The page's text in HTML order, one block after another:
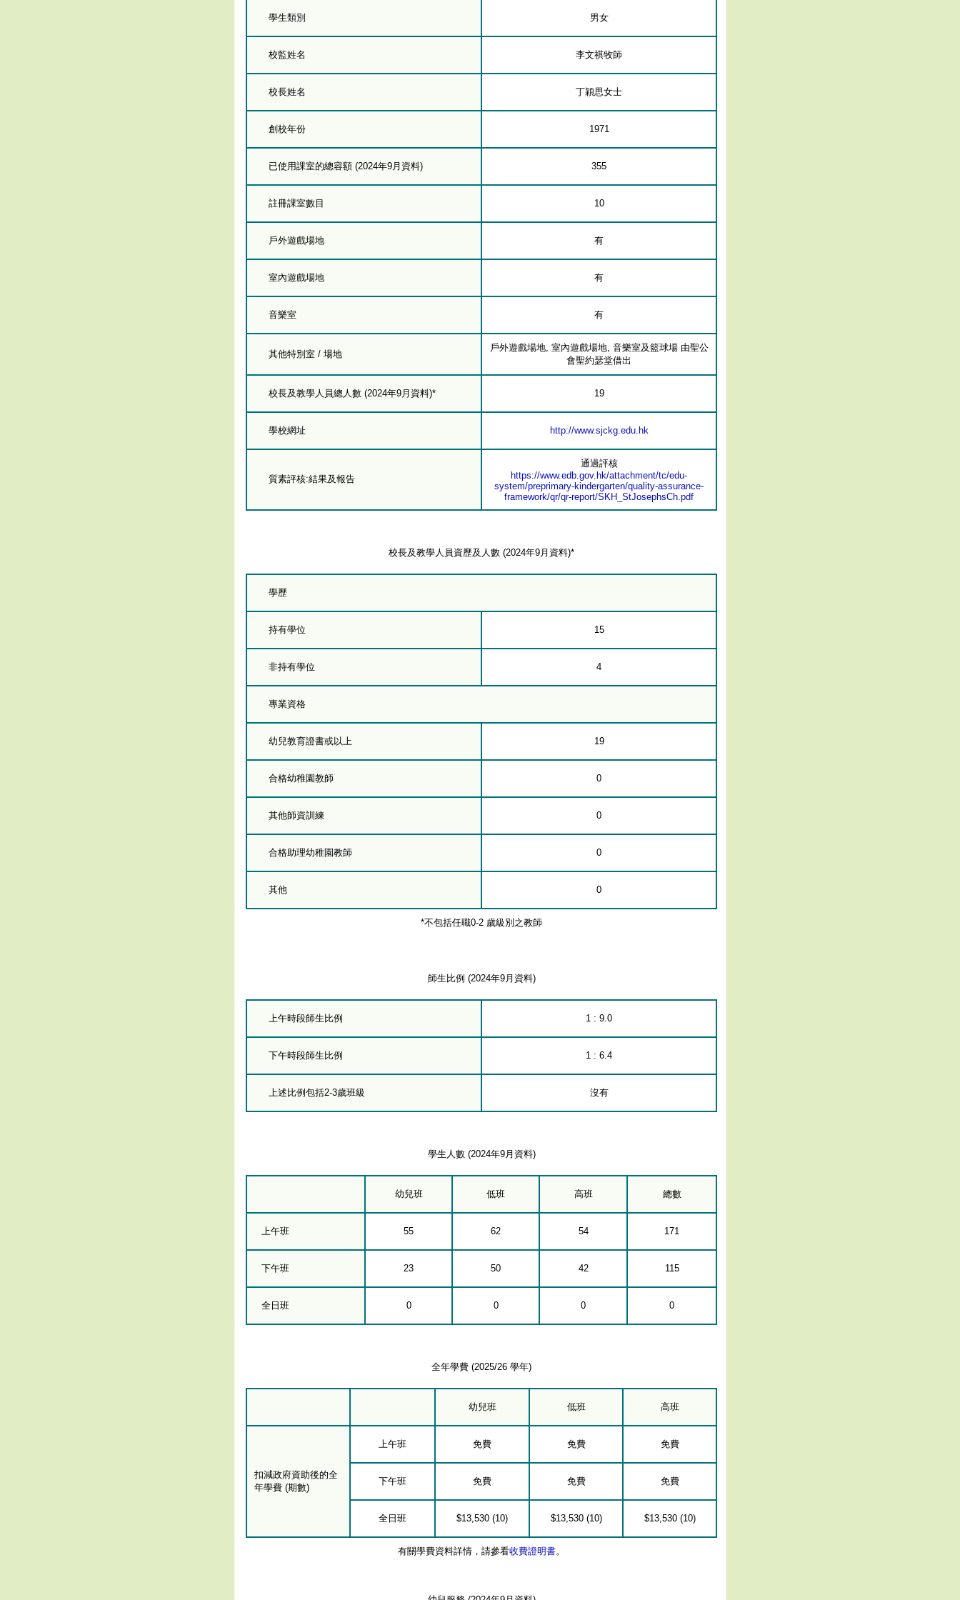
學生類別 男女
校監姓名 李文祺牧師
校長姓名 丁穎思女士
創校年份 1971
已使用課室的總容額 (2024年9月資料) 355
註冊課室數目 10
戶外遊戲場地 有
室內遊戲場地 有
音樂室 有
其他特別室 / 場地
戶外遊戲場地, 室內遊戲場地, 音樂室及籃球場 由聖公
會聖約瑟堂借出
校長及教學人員總人數 (2024年9月資料)* 19
學校網址 http://www.sjckg.edu.hk
質素評核:結果及報告
通過評核
https://www.edb.gov.hk/attachment/tc/edu-
system/preprimary-kindergarten/quality-assurance-
framework/qr/qr-report/SKH_StJosephsCh.pdf
校長及教學人員資歷及人數 (2024年9月資料)*
學歷
持有學位 15
非持有學位 4
專業資格
幼兒教育證書或以上 19
合格幼稚園教師 0
其他師資訓練 0
合格助理幼稚園教師 0
其他 0
*不包括任職0-2 歲級別之教師
師生比例 (2024年9月資料)
上午時段師生比例 1 : 9.0
下午時段師生比例 1 : 6.4
上述比例包括2-3歲班級 沒有
學生人數 (2024年9月資料)
幼兒班 低班 高班 總數
上午班 55 62 54 171
下午班 23 50 42 115
全日班 0 0 0 0
全年學費 (2025/26 學年)
幼兒班 低班 高班
扣減政府資助後的全
年學費 (期數)
上午班 免費 免費 免費
下午班 免費 免費 免費
全日班 $13,530 (10) $13,530 (10) $13,530 (10)
有關學費資料詳情，請參看收費證明書。